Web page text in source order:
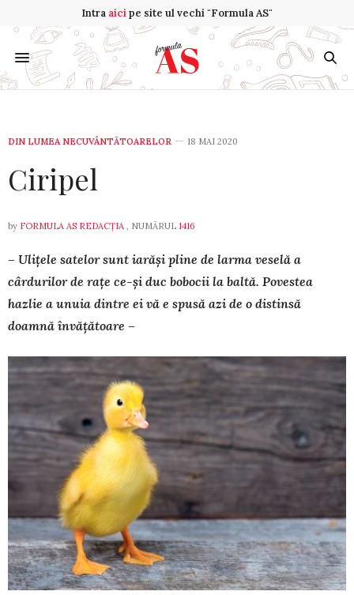
Intra aicipe site ul vechi "Formula AS"
DIN LUMEA NECUVÂNTĂTOARELOR 18 MAI 2020
Ciripel
by FORMULA AS REDACȚIA , NUMĂRUL 1416
– Ulițele satelor sunt iarăși pline de larma veselă a
cârdurilor de rațe ce-și duc bobocii la baltă. Povestea
hazlie a unuia dintre ei vă e spusă azi de o distinsă
doamnă învățătoare –